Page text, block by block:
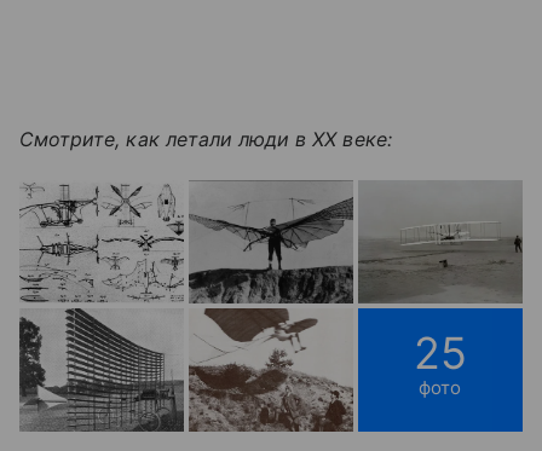
Смотрите, как летали люди в XX веке:
25
фото